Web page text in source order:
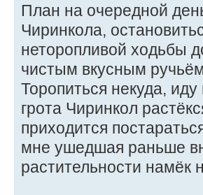
План на очередной
Чиринкола,
неторопливой ходьбы
чистым вкусным
Торопиться некуда,
грота Чиринкол
приходится
мне ушедшая раньше
растительности намёк